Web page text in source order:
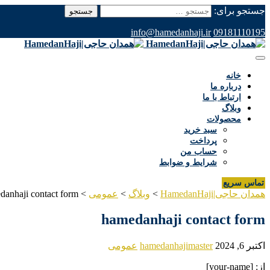
جستجو برای:
09181110195
info@hamedanhaji.ir
خانه
درباره ما
ارتباط با ما
وبلاگ
محصولات
سبد خرید
پرداخت
حساب من
شرایط و ضوابط
تماس سریع
همدان حاجی|HamedanHaji > وبلاگ > عمومی >
contact form
hamedanhaji contact form
اکتبر 6, 2024 hamedanhajimaster عمومی
از: [your-name]